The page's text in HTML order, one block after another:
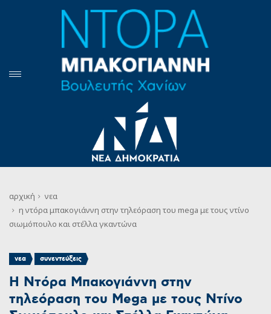
αρχική
νεα
η ντόρα μπακογιάννη στην τηλεόραση του mega με τους ντίνο
σιωμόπουλο και στέλλα γκαντώνα
νεα , συνεντεύξεις
Η Ντόρα Μπακογιάννη στην
τηλεόραση του Mega με τους Ντίνο